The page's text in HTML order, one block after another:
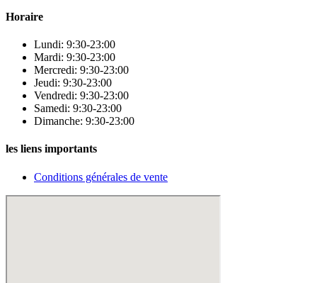
Horaire
Lundi: 9:30-23:00
Mardi: 9:30-23:00
Mercredi: 9:30-23:00
Jeudi: 9:30-23:00
Vendredi: 9:30-23:00
Samedi: 9:30-23:00
Dimanche: 9:30-23:00
les liens importants
Conditions générales de vente